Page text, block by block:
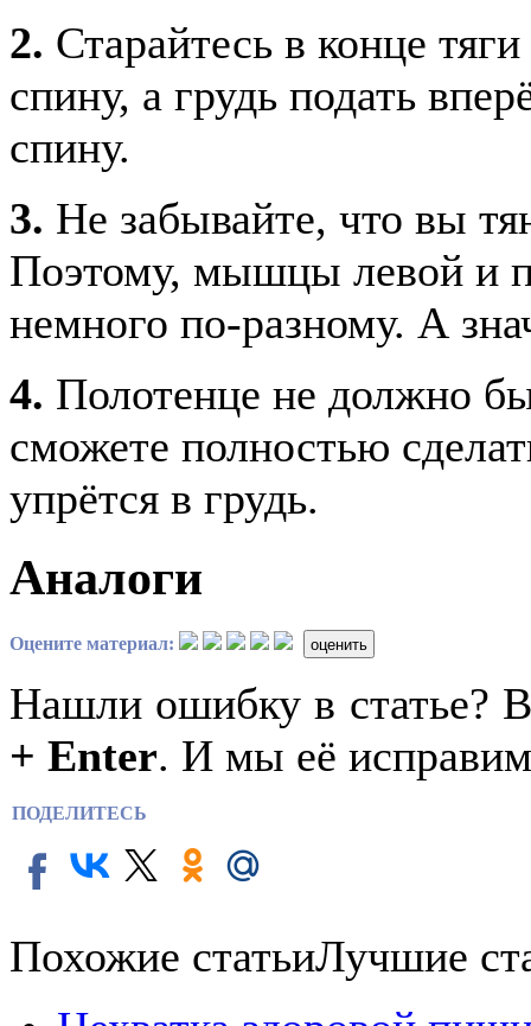
2. Старайтесь в конце
спину, а грудь подать
спину.
3. Не забывайте, что вы
Поэтому, мышцы левой и
немного по-разному. А
4. Полотенце не должно
сможете полностью
упрётся в грудь.
Аналоги
Оцените материал: оценить
Нашли ошибку в статье?
+ Enter. И мы её
ПОДЕЛИТЕСЬ
Похожие статьиЛучшие